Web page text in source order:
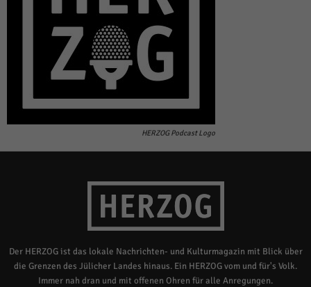
HERZOG Podcast Logo
Der HERZOG ist das lokale Nachrichten- und Kulturmagazin mit Blick über
die Grenzen des Jülicher Landes hinaus. Ein HERZOG vom und für's Volk.
Immer nah dran und mit offenen Ohren für alle Anregungen.